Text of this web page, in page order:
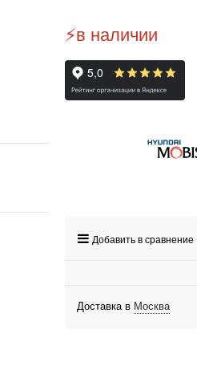
⚡️в наличии
Добавить в сравнение
Доставка в Москва